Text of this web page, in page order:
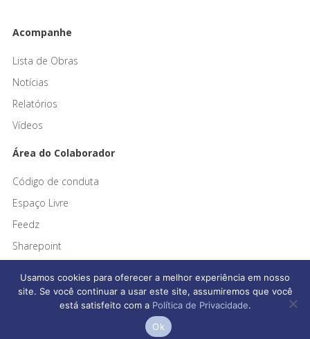
Acompanhe
Lista de Obras
Notícias
Relatórios
Vídeos
Área do Colaborador
Código de conduta
Espaço Livre
Feedz
Sharepoint
Afonso França Engenharia © 2026 Todos os direitos reservados
Usamos cookies para oferecer a melhor experiência em nosso
site. Se você continuar a usar este site, assumiremos que você
está satisfeito com a Política de Privacidade.
Ok